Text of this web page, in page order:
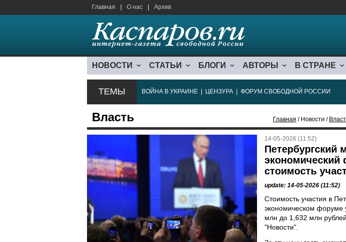
Главная О нас Архив
НОВОСТИ СТАТЬИ БЛОГИ АВТОРЫ В СТРАНЕ
ТЕМЫ ВОЙНА В УКРАИНЕ ЦЕНЗУРА ФОРУМ СВОБОДНОЙ РОССИИ
Власть Главная / Новости /
14-05-2026 (11:52)
Петербургский
стоимость
update: 14-05-2026 (11:52)
Стоимость участия в
экономическом форуме
млн до 1,632 млн
"Новости".